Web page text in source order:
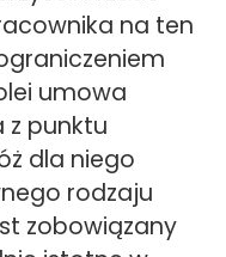
na ten
umowa
z punktu
dla niego
rodzaju
zobowiązany